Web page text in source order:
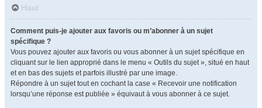
Haut
Comment puis-je ajouter aux favoris ou m’abonner à un sujet
spécifique ?
Vous pouvez ajouter aux favoris ou vous abonner à un sujet spécifique en
cliquant sur le lien approprié dans le menu « Outils du sujet », situé en haut
et en bas des sujets et parfois illustré par une image.
Répondre à un sujet tout en cochant la case « Recevoir une notification
lorsqu’une réponse est publiée » équivaut à vous abonner à ce sujet.